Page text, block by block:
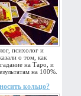
психолог и
о том, как
на Таро, и
на 100%.
кольцо?